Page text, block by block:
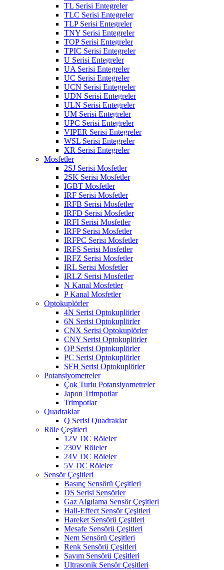
TL Serisi Entegreler
TLC Serisi Entegreler
TLP Serisi Entegreler
TNY Serisi Entegreler
TOP Serisi Entegreler
TPIC Serisi Entegreler
U Serisi Entegreler
UA Serisi Entegreler
UC Serisi Entegreler
UCN Serisi Entegreler
UDN Serisi Entegreler
ULN Serisi Entegreler
UM Serisi Entegreler
UPC Serisi Entegreler
VIPER Serisi Entegreler
WSL Serisi Entegreler
XR Serisi Entegreler
Mosfetler
2SJ Serisi Mosfetler
2SK Serisi Mosfetler
IGBT Mosfetler
IRF Serisi Mosfetler
IRFB Serisi Mosfetler
IRFD Serisi Mosfetler
IRFI Serisi Mosfetler
IRFP Serisi Mosfetler
IRFPC Serisi Mosfetler
IRFS Serisi Mosfetler
IRFZ Serisi Mosfetler
IRL Serisi Mosfetler
IRLZ Serisi Mosfetler
N Kanal Mosfetler
P Kanal Mosfetler
Optokuplörler
4N Serisi Optokuplörler
6N Serisi Optokuplörler
CNX Serisi Optokuplörler
CNY Serisi Optokuplörler
OP Serisi Optokuplörler
PC Serisi Optokuplörler
SFH Serisi Optokuplörler
Potansiyometreler
Çok Turlu Potansiyometreler
Japon Trimpotlar
Trimpotlar
Quadraklar
Q Serisi Quadraklar
Röle Çeşitleri
12V DC Röleler
230V Röleler
24V DC Röleler
5V DC Röleler
Sensör Çeşitleri
Basınç Sensörü Çeşitleri
DS Serisi Sensörler
Gaz Algılama Sensör Çeşitleri
Hall-Effect Sensör Çeşitleri
Hareket Sensörü Çeşitleri
Mesafe Sensörü Çeşitleri
Nem Sensörü Çeşitleri
Renk Sensörü Çeşitleri
Sayım Sensörü Çeşitleri
Ultrasonik Sensör Çeşitleri